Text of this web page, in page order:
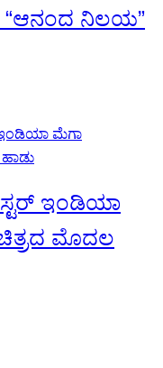
“ಆನಂದ ನಿಲಯ”
ಇಂಡಿಯಾ
ಮೊದಲ